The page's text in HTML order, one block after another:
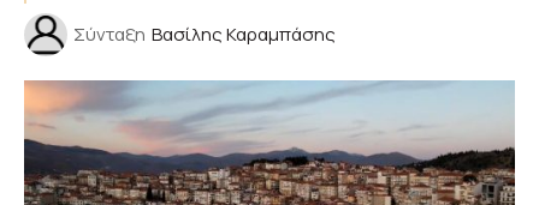
Σύνταξη Βασίλης Καραμπάσης